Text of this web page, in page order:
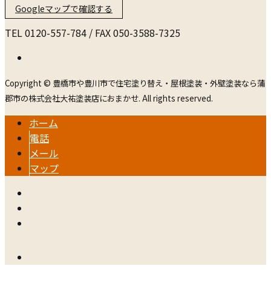
Googleマップで確認する
TEL 0120-557-784 / FAX 050-3588-7325
Copyright © 豊橋市や豊川市で住宅塗り替え・屋根塗装・外壁塗装なら蒲
郡市の株式会社大祐塗装店におまかせ. All rights reserved.
ホーム
電話
メール
マップ